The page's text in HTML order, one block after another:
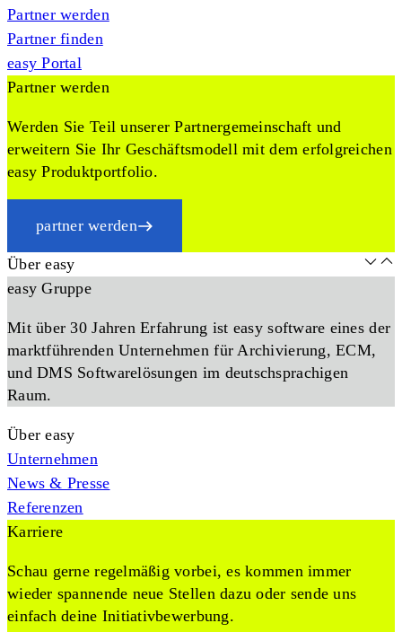
Partner werden
Partner finden
easy Portal
Partner werden
Werden Sie Teil unserer Partnergemeinschaft und
erweitern Sie Ihr Geschäftsmodell mit dem erfolgreichen
easy Produktportfolio.
partner werden
Über easy
easy Gruppe
Mit über 30 Jahren Erfahrung ist easy software eines der
marktführenden Unternehmen für Archivierung, ECM,
und DMS Softwarelösungen im deutschsprachigen
Raum.
Über easy
Unternehmen
News & Presse
Referenzen
Karriere
Schau gerne regelmäßig vorbei, es kommen immer
wieder spannende neue Stellen dazu oder sende uns
einfach deine Initiativbewerbung.